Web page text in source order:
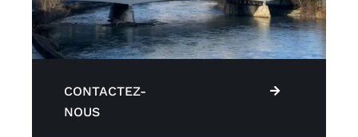
CONTACTEZ-
NOUS